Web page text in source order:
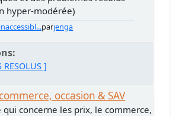
hyper-modérée)
parjenga
RESOLUS ]
occasion & SAV
qui concerne les prix, le commerce,